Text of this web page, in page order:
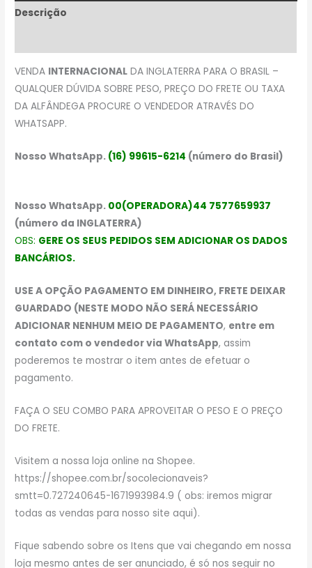
Descrição
VENDA INTERNACIONAL DA INGLATERRA PARA O BRASIL –
QUALQUER DÚVIDA SOBRE PESO, PREÇO DO FRETE OU TAXA
DA ALFÂNDEGA PROCURE O VENDEDOR ATRAVÉS DO
WHATSAPP.
Nosso WhatsApp. (16) 99615-6214 (número do Brasil)
Nosso WhatsApp. 00(OPERADORA)44 7577659937
(número da INGLATERRA)
OBS: GERE OS SEUS PEDIDOS SEM ADICIONAR OS DADOS
BANCÁRIOS.
USE A OPÇÃO PAGAMENTO EM DINHEIRO, FRETE DEIXAR
GUARDADO (NESTE MODO NÃO SERÁ NECESSÁRIO
ADICIONAR NENHUM MEIO DE PAGAMENTO, entre em
contato com o vendedor via WhatsApp, assim
poderemos te mostrar o item antes de efetuar o
pagamento.
FAÇA O SEU COMBO PARA APROVEITAR O PESO E O PREÇO
DO FRETE.
Visitem a nossa loja online na Shopee.
https://shopee.com.br/socolecionaveis?
smtt=0.727240645-1671993984.9 ( obs: iremos migrar
todas as vendas para nosso site aqui).
Fique sabendo sobre os Itens que vai chegando em nossa
loja mesmo antes de ser anunciado, é só nos seguir no